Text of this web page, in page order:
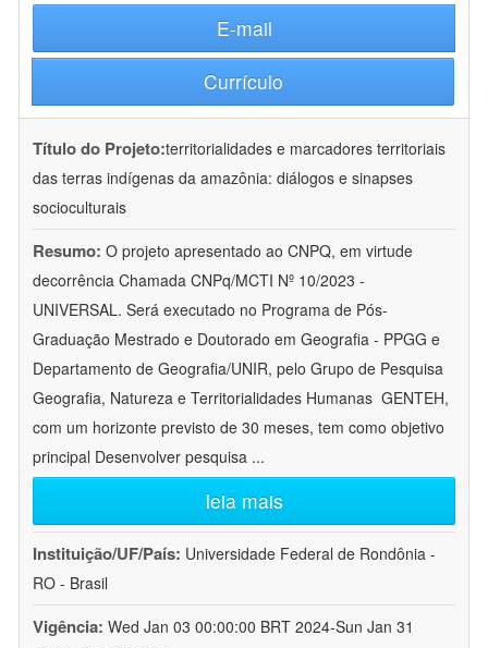
E-mail
Currículo
Título do Projeto:territorialidades e marcadores territoriais
das terras indígenas da amazônia: diálogos e sinapses
socioculturais
Resumo: O projeto apresentado ao CNPQ, em virtude
decorrência Chamada CNPq/MCTI Nº 10/2023 -
UNIVERSAL. Será executado no Programa de Pós-
Graduação Mestrado e Doutorado em Geografia - PPGG e
Departamento de Geografia/UNIR, pelo Grupo de Pesquisa
Geografia, Natureza e Territorialidades Humanas  GENTEH,
com um horizonte previsto de 30 meses, tem como objetivo
principal Desenvolver pesquisa ...
leia mais
Instituição/UF/País: Universidade Federal de Rondônia -
RO - Brasil
Vigência: Wed Jan 03 00:00:00 BRT 2024-Sun Jan 31